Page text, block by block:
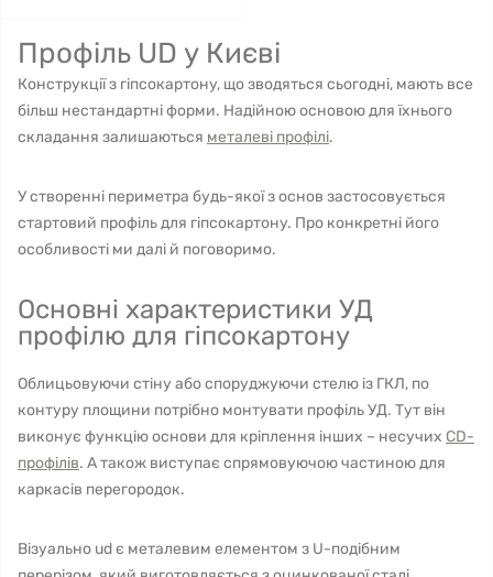
Профіль UD у Києві
Конструкції з гіпсокартону, що зводяться сьогодні, мають все
більш нестандартні форми. Надійною основою для їхнього
складання залишаються металеві профілі.
У створенні периметра будь-якої з основ застосовується
стартовий профіль для гіпсокартону. Про конкретні його
особливості ми далі й поговоримо.
Основні характеристики УД
профілю для гіпсокартону
Облицьовуючи стіну або споруджуючи стелю із ГКЛ, по
контуру площини потрібно монтувати профіль УД. Тут він
виконує функцію основи для кріплення інших – несучих CD-
профілів. А також виступає спрямовуючою частиною для
каркасів перегородок.
Візуально ud є металевим елементом з U-подібним